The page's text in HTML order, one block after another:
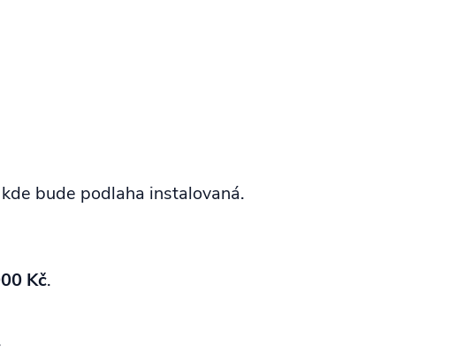
bude podlaha instalovaná.
Kč.